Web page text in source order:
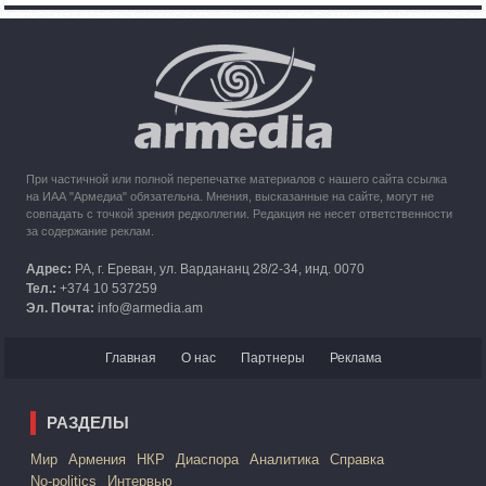
Кипр рассматривает возможность размещения беженцев
из Карабаха
При частичной или полной перепечатке материалов с нашего сайта ссылка
на ИАА "Армедиа" обязательна. Мнения, высказанные на сайте, могут не
совпадать с точкой зрения редколлегии. Редакция не несет ответственности
за содержание реклам.
Адрес: РА, г. Ереван, ул. Вардананц 28/2-34, инд. 0070
Тел.: +374 10 537259
Эл. Почта: info@armedia.am
Главная О нас Партнеры Реклама
РАЗДЕЛЫ
Mир Армения НКР Диаспора Аналитика
Справка
No-politics
Интервью